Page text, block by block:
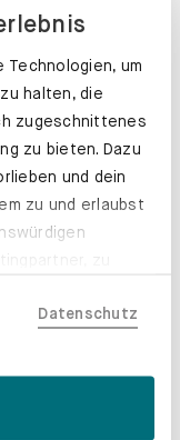
Technologien, um
halten, die
zugeschnittenes
zu bieten. Dazu
und dein
zu und erlaubst
werden
Datenschutz